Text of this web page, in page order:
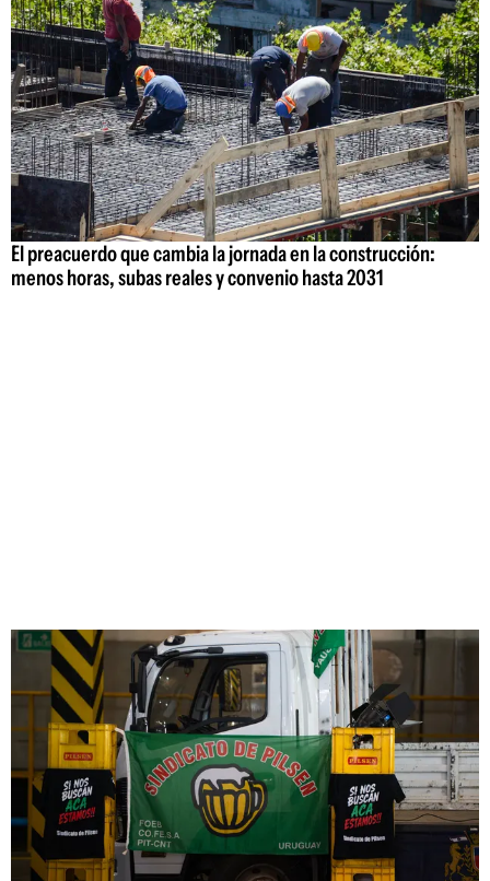
El preacuerdo que cambia la jornada en la construcción:
menos horas, subas reales y convenio hasta 2031